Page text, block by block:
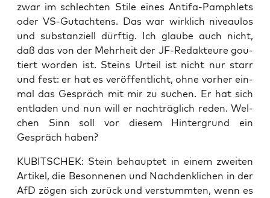
zwar im schlech­ten Sti­le eines Anti­fa-Pam­phlets
oder VS-Gut­ach­tens. Das war wirk­lich niveau­los
und sub­stan­zi­ell dürf­tig. Ich glau­be auch nicht,
daß das von der Mehr­heit der JF-Redak­teu­re gou­
tiert wor­den ist. Steins Urteil ist nicht nur starr
und fest: er hat es ver­öf­fent­licht, ohne vor­her ein­
mal das Gespräch mit mir zu suchen. Er hat sich
ent­la­den und nun will er nach­träg­lich reden. Wel­
chen Sinn soll vor die­sem Hin­ter­grund ein
Gespräch haben?
KUBITSCHEK: Stein behaup­tet in einem zwei­ten
Arti­kel, die Beson­ne­nen und Nach­denk­li­chen in der
AfD zögen sich zurück und ver­stumm­ten, wenn es